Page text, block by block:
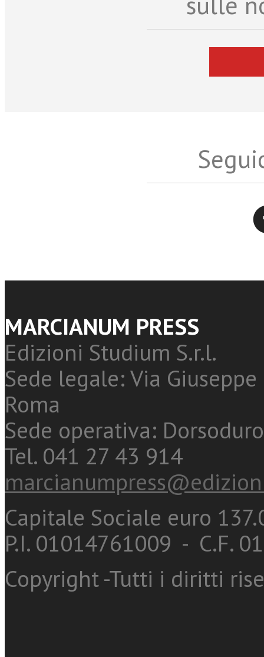
MARCIANUM PRESS
Edizioni Studium S.r.l.
Sede legale: Via
Roma
Sede operativa:
Tel. 041 27 43 914
Capitale Sociale euro
P.I. 01014761009 - C.F.
Copyright -Tutti i diritti